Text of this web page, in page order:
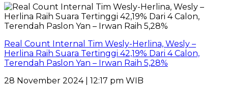
Real Count Internal Tim Wesly-Herlina, Wesly –
Herlina Raih Suara Tertinggi 42,19% Dari 4 Calon,
Terendah Paslon Yan – Irwan Raih 5,28%
28 November 2024 | 12:17 pm WIB